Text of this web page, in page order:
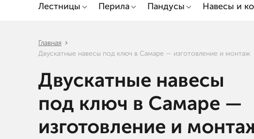
Лестницы Перила Пандусы Навесы и
Главная
Двускатные навесы под ключ в Самаре — изготовление и монтаж
Двускатные навесы
под ключ в Самаре —
изготовление и